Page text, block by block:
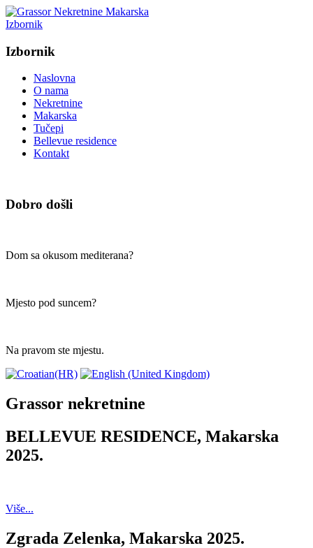
Izbornik
Izbornik
Naslovna
O nama
Nekretnine
Makarska
Tučepi
Bellevue residence
Kontakt
Dobro došli
Dom sa okusom mediterana?
Mjesto pod suncem?
Na pravom ste mjestu.
Grassor nekretnine
BELLEVUE RESIDENCE, Makarska
2025.
Više...
Zgrada Zelenka, Makarska 2025.